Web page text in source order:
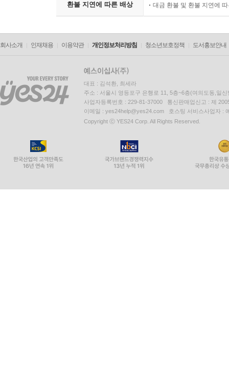
환불 지연에 따른 배상 대금 환불 및 환불 지연에
회사소개 인재채용 이용약관 개인정보처리방침 청소년보호정책 도서홍보안내
대표 : 김석환, 최세라
주소 : 서울시 영등포구 은행로 11, 5층~6층(여의도동,일신
사업자등록번호 : 229-81-37000 통신판매업신고 : 제
이메일 : yes24help@yes24.com 호스팅 서비스사업자 :
Copyright ⓒ YES24 Corp. All Rights Reserved.